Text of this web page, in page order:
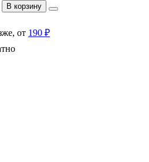
В корзину
от 190 ₽